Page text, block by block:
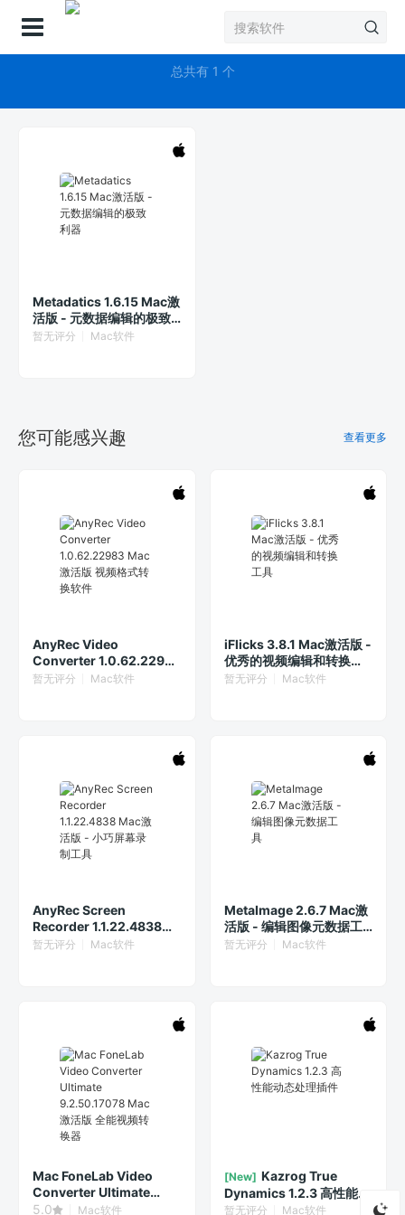
元数据编辑器
总共有 1 个
Metadatics 1.6.15 Mac激
活版 - 元数据编辑的极致
利器
暂无评分 Mac软件
您可能感兴趣 查看更多
AnyRec Video
Converter 1.0.62.22983
Mac激活版 视频格式转换
暂无评分 Mac软件
iFlicks 3.8.1 Mac激活版 -
优秀的视频编辑和转换工
具
暂无评分 Mac软件
AnyRec Screen
Recorder 1.1.22.4838
Mac激活版 - 小巧屏幕录
暂无评分 Mac软件
MetaImage 2.6.7 Mac激
活版 - 编辑图像元数据工
具
暂无评分 Mac软件
Mac FoneLab Video
Converter Ultimate
9.2.50.17078 Mac激活版
5.0 Mac软件
[New] Kazrog True
Dynamics 1.2.3 高性能动
态处理插件
暂无评分 Mac软件